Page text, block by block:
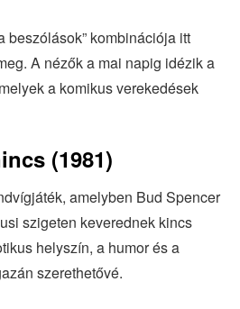
beszólások” kombinációja itt
A nézők a mai napig idézik a
a komikus verekedések
(1981)
amelyben Bud Spencer
szigeten keverednek kincs
helyszín, a humor és a
szerethetővé.